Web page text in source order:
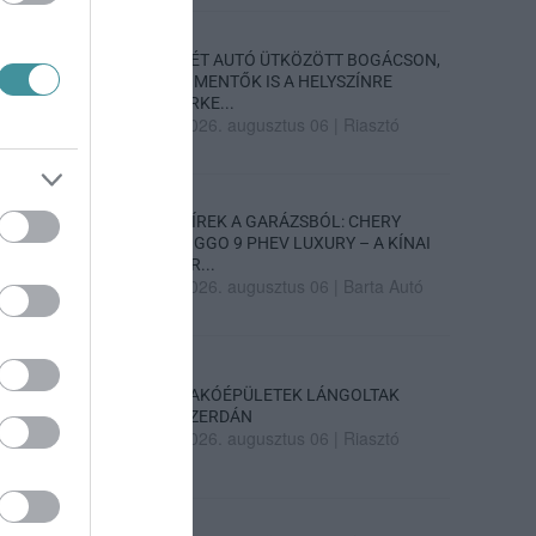
KÉT AUTÓ ÜTKÖZÖTT BOGÁCSON,
A MENTŐK IS A HELYSZÍNRE
ÉRKE...
2026. augusztus 06 Riasztó
HÍREK A GARÁZSBÓL: CHERY
TIGGO 9 PHEV LUXURY – A KÍNAI
PR...
2026. augusztus 06 Barta Autó
LAKÓÉPÜLETEK LÁNGOLTAK
SZERDÁN
2026. augusztus 06 Riasztó